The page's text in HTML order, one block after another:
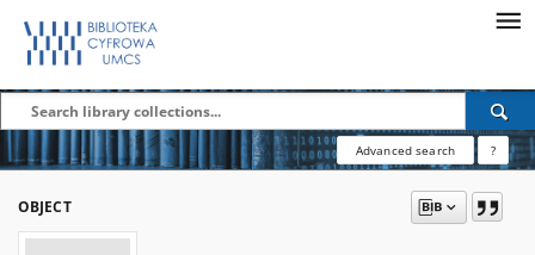
Advanced search ?
OBJECT